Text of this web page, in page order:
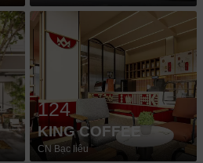
124
KING COFFEE
CN Bạc liêu